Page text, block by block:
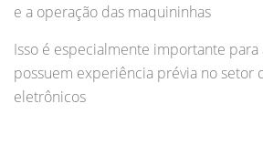
e a operação das maquininhas
Isso é especialmente importante
possuem experiência prévia no setor
eletrônicos